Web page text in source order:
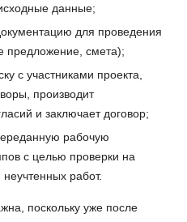
данные;
для проведения
предложение, смета);
с участниками проекта,
производит
и заключает договор;
рабочую
с целью проверки на
работ.
поскольку уже после